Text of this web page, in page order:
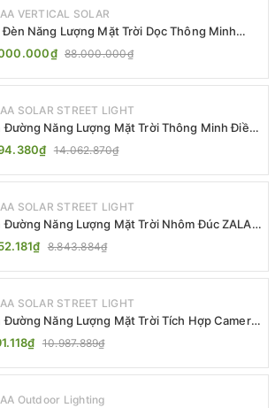
VERTICAL SOLAR
Năng Lượng Mặt Trời Dọc Thông Minh
YYDS-360 | ZALAA Jsc
88.000.000₫
SOLAR STREET LIGHT
Đường Năng Lượng Mặt Trời Thông Minh Điều
MPPT ZL-GMX01 ZALAA
14.062.870₫
SOLAR STREET LIGHT
Đường Năng Lượng Mặt Trời Nhôm Đúc ZALAA
Cao Cấp IP65
8.843.884₫
SOLAR STREET LIGHT
Đường Năng Lượng Mặt Trời Tích Hợp Camera
ZL-BJ04-CCTV (80W, IP65)
10.987.889₫
Outdoor Lighting